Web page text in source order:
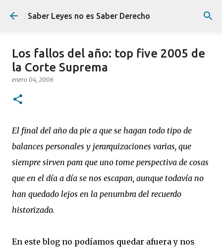
Ir al contenido principal
Saber Leyes no es Saber Derecho
Los fallos del año: top five 2005 de
la Corte Suprema
enero 04, 2006
El final del año da pie a que se hagan todo tipo de
balances personales y jerarquizaciones varias, que
siempre sirven para que uno tome perspectiva de cosas
que en el día a día se nos escapan, aunque todavía no
han quedado lejos en la penumbra del recuerdo
historizado.
En este blog no podíamos quedar afuera y nos